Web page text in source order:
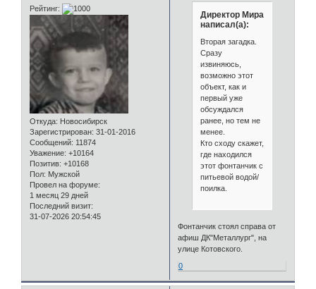
Рейтинг:
Откуда: Новосибирск
Зарегистрирован: 31-01-2016
Сообщений: 11874
Уважение: +10164
Позитив: +10168
Пол: Мужской
Провел на форуме:
1 месяц 29 дней
Последний визит:
31-07-2026 20:54:45
Директор Мира
написал(а):
Вторая загадка.
Сразу
извиняюсь,
возможно этот
объект, как и
первый уже
обсуждался
ранее, но тем не
менее.
Кто сходу скажет,
где находился
этот фонтанчик с
питьевой водой/
поилка.
Фонтанчик стоял справа от
афиш ДК"Металлург", на
улице Котовского.
0